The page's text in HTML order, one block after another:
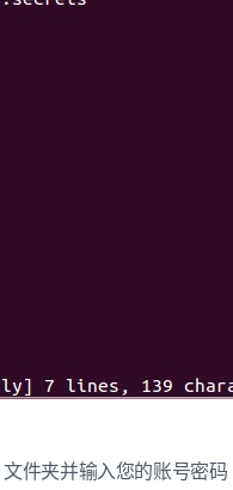
文件夹并输入您的账号密码